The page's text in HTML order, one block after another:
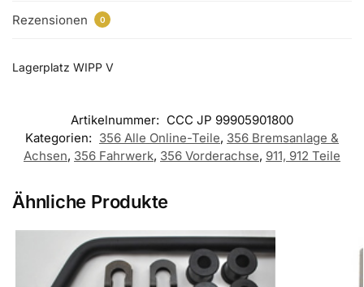
Rezensionen 0
Lagerplatz WIPP V
Artikelnummer: CCC JP 99905901800
Kategorien: 356 Alle Online-Teile, 356 Bremsanlage &
Achsen, 356 Fahrwerk, 356 Vorderachse, 911, 912 Teile
Ähnliche Produkte